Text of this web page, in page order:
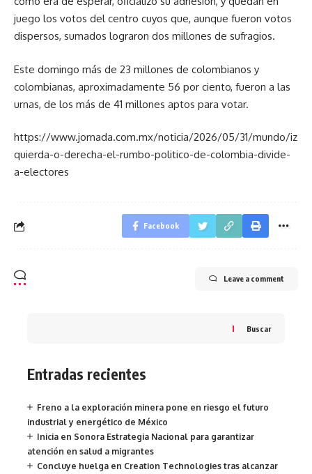
juego los votos del centro cuyos que, aunque fueron votos
dispersos, sumados lograron dos millones de sufragios.
Este domingo más de 23 millones de colombianos y
colombianas, aproximadamente 56 por ciento, fueron a las
urnas, de los más de 41 millones aptos para votar.
https://www.jornada.com.mx/noticia/2026/05/31/mundo/iz
quierda-o-derecha-el-rumbo-politico-de-colombia-divide-
a-electores
Facebook
Leave a comment
Buscar
Entradas recientes
Freno a la exploración minera pone en riesgo el futuro
industrial y energético de México
Inicia en Sonora Estrategia Nacional para garantizar
atención en salud a migrantes
Concluye huelga en Creation Technologies tras alcanzar